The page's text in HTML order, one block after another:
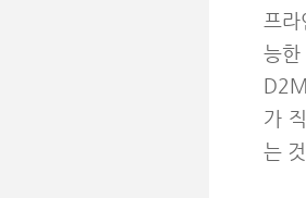
프라
능
가
는